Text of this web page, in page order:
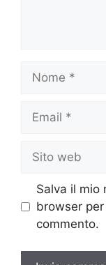
Nome
Email
Sito
web
Salva il mio
browser
commento.